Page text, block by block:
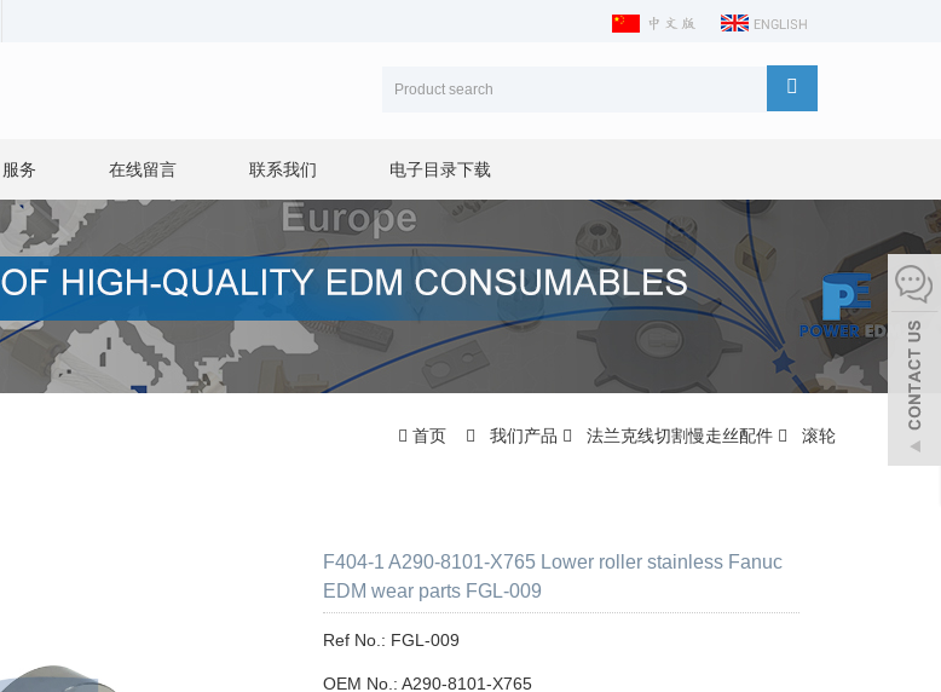
服务 在线留言 联系我们 电子目录下载
首页 我们产品 法兰克线切割慢走丝配件 滚轮
F404-1 A290-8101-X765 Lower roller stainless Fanuc
EDM wear parts FGL-009
Ref No.: FGL-009
OEM No.: A290-8101-X765